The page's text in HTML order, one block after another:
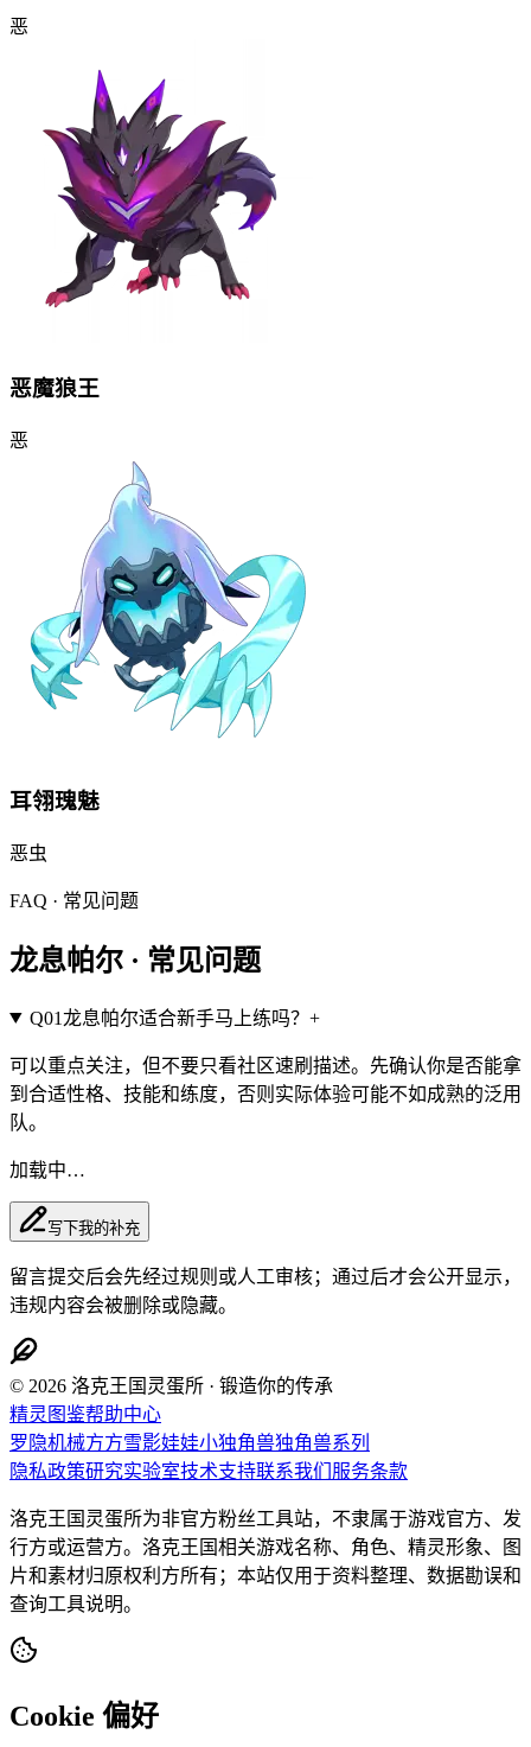
恶
恶魔狼王
恶
耳翎瑰魅
恶虫
FAQ · 常见问题
龙息帕尔 · 常见问题
Q01龙息帕尔适合新手马上练吗？ +
可以重点关注，但不要只看社区速刷描述。先确认你是否能拿
到合适性格、技能和练度，否则实际体验可能不如成熟的泛用
队。
加载中…
写下我的补充
留言提交后会先经过规则或人工审核；通过后才会公开显示，
违规内容会被删除或隐藏。
© 2026 洛克王国灵蛋所 · 锻造你的传承
精灵图鉴帮助中心
罗隐机械方方雪影娃娃小独角兽独角兽系列
隐私政策研究实验室技术支持联系我们 服务条款
洛克王国灵蛋所为非官方粉丝工具站，不隶属于游戏官方、发
行方或运营方。洛克王国相关游戏名称、角色、精灵形象、图
片和素材归原权利方所有；本站仅用于资料整理、数据勘误和
查询工具说明。
Cookie 偏好